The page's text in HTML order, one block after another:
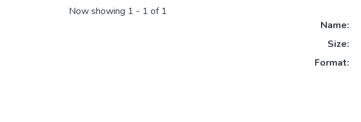
Now showing 1 - 1 of 1
Name:
Size:
Format: